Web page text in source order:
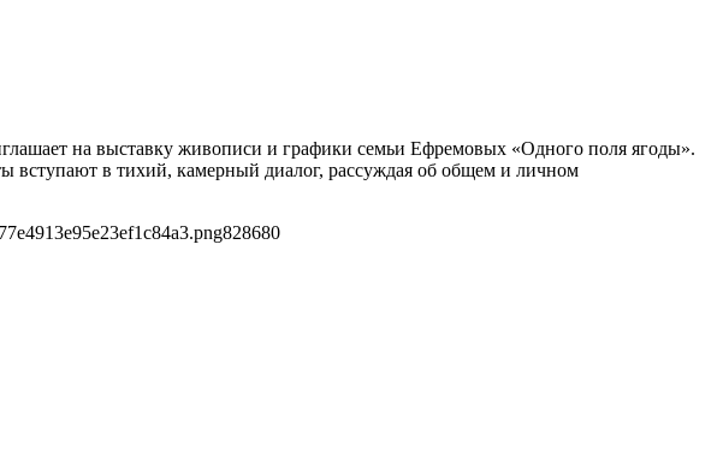
на выставку живописи и графики семьи Ефремовых «Одного поля ягоды».
вступают в тихий, камерный диалог, рассуждая об общем и личном
828680